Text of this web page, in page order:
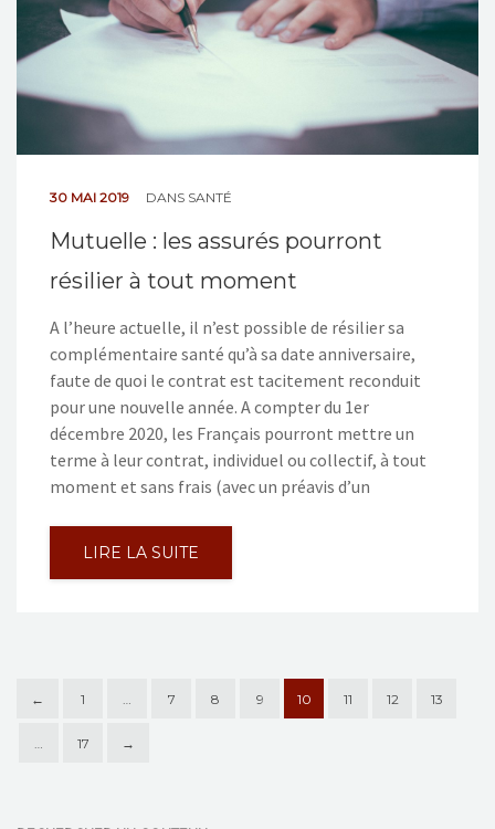
30 MAI 2019 DANS SANTÉ
Mutuelle : les assurés pourront
résilier à tout moment
A l’heure actuelle, il n’est possible de résilier sa
complémentaire santé qu’à sa date anniversaire,
faute de quoi le contrat est tacitement reconduit
pour une nouvelle année. A compter du 1er
décembre 2020, les Français pourront mettre un
terme à leur contrat, individuel ou collectif, à tout
moment et sans frais (avec un préavis d’un
LIRE LA SUITE
← 1 7 8 9 10 11 12 13
17 →